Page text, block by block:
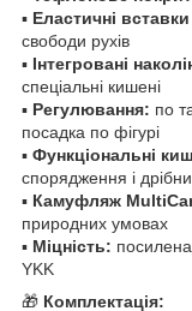
▪ Еластичні вставки
свободи рухів
▪ Інтегровані
спеціальні кишені
▪ Регулювання: по
посадка по фігурі
▪ Функціональні
спорядження і
▪ Камуфляж
природних умовах
▪ Міцність:
YKK
🎁 Комплектація: